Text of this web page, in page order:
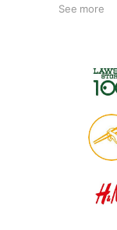
See more